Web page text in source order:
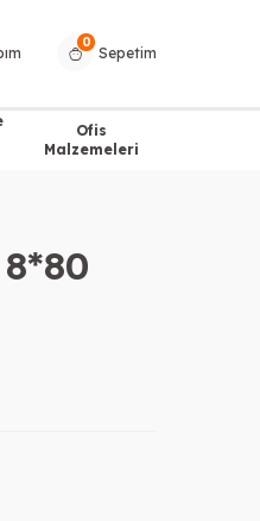
0
Sepetim
Ofis
Malzemeleri